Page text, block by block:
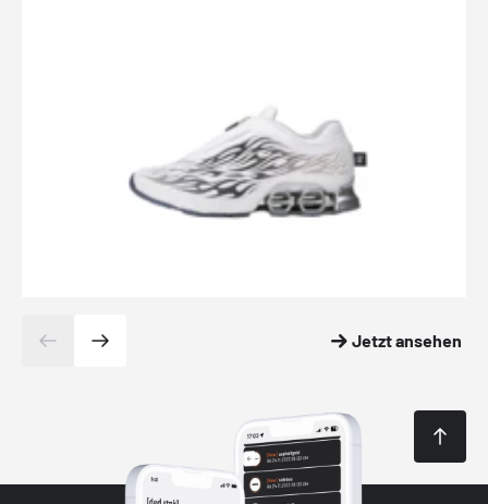
Jetzt ansehen